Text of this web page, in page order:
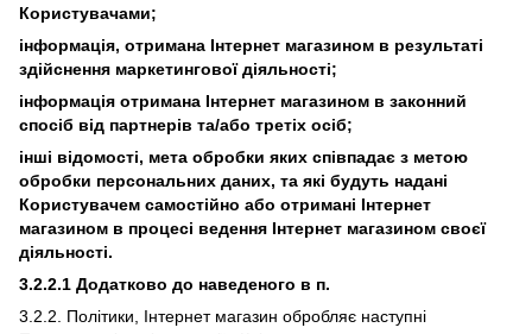
Користувачами;
інформація, отримана Інтернет магазином в результаті
здійснення маркетингової діяльності;
інформація отримана Інтернет магазином в законний
спосіб від партнерів та/або третіх осіб;
інші відомості, мета обробки яких співпадає з метою
обробки персональних даних, та які будуть надані
Користувачем самостійно або отримані Інтернет
магазином в процесі ведення Інтернет магазином своєї
діяльності.
3.2.2.1 Додатково до наведеного в п.
3.2.2. Політики, Інтернет магазин обробляє наступні